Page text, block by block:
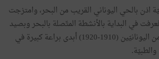
اذن بالحي اليوناني القريب من البحر، وامتزجت
فعرفت في البداية بالأنشطة المتّصلة بالبحر وبصيد
الاسفنج، الاّ أنّ الجيل الثّاني من اليونانيّين (1910-1920) أبدى براعة كبيرة في